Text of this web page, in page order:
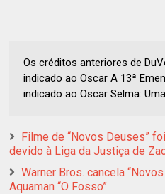
Os créditos anteriores de
indicado ao Oscar A 13ª
indicado ao Oscar Selma:
Filme de “Novos Deuses”
devido à Liga da Justiça de
Warner Bros. cancela
Aquaman “O Fosso”